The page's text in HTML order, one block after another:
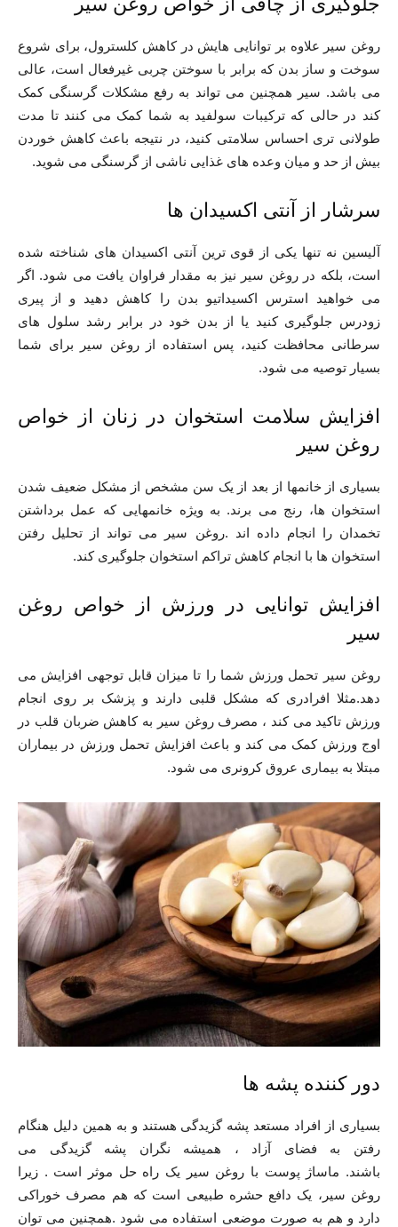
روغن سیر علاوه بر توانایی هایش در کاهش کلسترول، برای شروع
سوخت و ساز بدن که برابر با سوختن چربی غیرفعال است، عالی
می باشد. سیر همچنین می تواند به رفع مشکلات گرسنگی کمک
کند در حالی که ترکیبات سولفید به شما کمک می کنند تا مدت
طولانی تری احساس سلامتی کنید، در نتیجه باعث کاهش خوردن
بیش از حد و میان وعده های غذایی ناشی از گرسنگی می شوید.
سرشار از آنتی اکسیدان ها
آلیسین نه تنها یکی از قوی ترین آنتی اکسیدان های شناخته شده
است، بلکه در روغن سیر نیز به مقدار فراوان یافت می شود. اگر
می خواهید استرس اکسیداتیو بدن را کاهش دهید و از پیری
زودرس جلوگیری کنید یا از بدن خود در برابر رشد سلول های
سرطانی محافظت کنید، پس استفاده از روغن سیر برای شما
بسیار توصیه می شود.
افزایش سلامت استخوان در زنان از خواص
روغن سیر
بسیاری از خانمها از بعد از یک سن مشخص از مشکل ضعیف شدن
استخوان ها، رنج می برند. به ویژه خانمهایی که عمل برداشتن
تخمدان را انجام داده اند .روغن سیر می تواند از تحلیل رفتن
استخوان ها با انجام کاهش تراکم استخوان جلوگیری کند.
افزایش توانایی در ورزش از خواص روغن
سیر
روغن سیر تحمل ورزش شما را تا میزان قابل توجهی افزایش می
دهد.مثلا افرادری که مشکل قلبی دارند و پزشک بر روی انجام
ورزش تاکید می کند ، مصرف روغن سیر به کاهش ضربان قلب در
اوج ورزش کمک می کند و باعث افزایش تحمل ورزش در بیماران
مبتلا به بیماری عروق کرونری می شود.
دور کننده پشه ها
بسیاری از افراد مستعد پشه گزیدگی هستند و به همین دلیل هنگام
رفتن به فضای آزاد ، همیشه نگران پشه گزیدگی می
باشند. ماساژ پوست با روغن سیر یک راه حل موثر است . زیرا
روغن سیر، یک دافع حشره طبیعی است که هم مصرف خوراکی
دارد و هم به صورت موضعی استفاده می شود .همچنین می توان